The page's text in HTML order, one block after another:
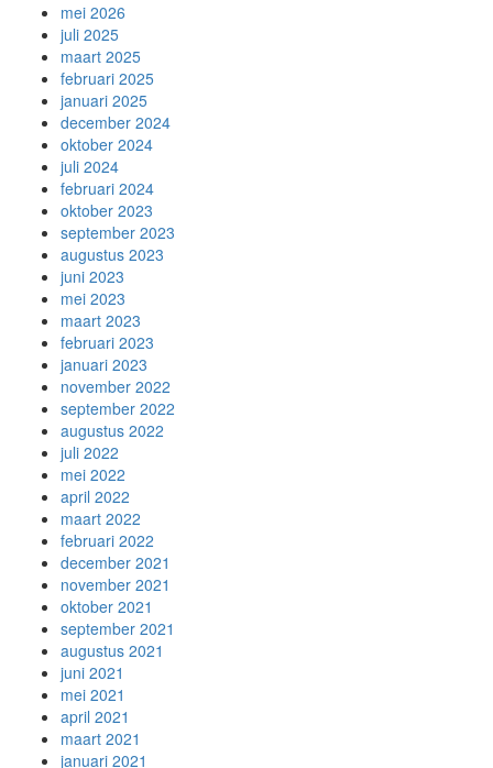
mei 2026
juli 2025
maart 2025
februari 2025
januari 2025
december 2024
oktober 2024
juli 2024
februari 2024
oktober 2023
september 2023
augustus 2023
juni 2023
mei 2023
maart 2023
februari 2023
januari 2023
november 2022
september 2022
augustus 2022
juli 2022
mei 2022
april 2022
maart 2022
februari 2022
december 2021
november 2021
oktober 2021
september 2021
augustus 2021
juni 2021
mei 2021
april 2021
maart 2021
januari 2021